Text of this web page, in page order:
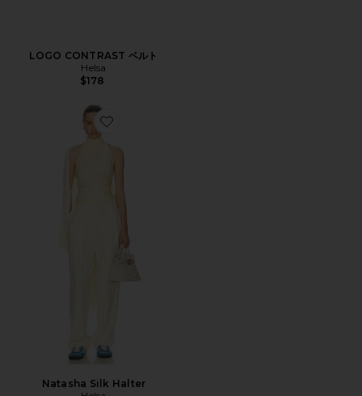
LOGO CONTRAST ベルト
Helsa
$178
Favorite Natasha Silk Halter
Natasha Silk Halter